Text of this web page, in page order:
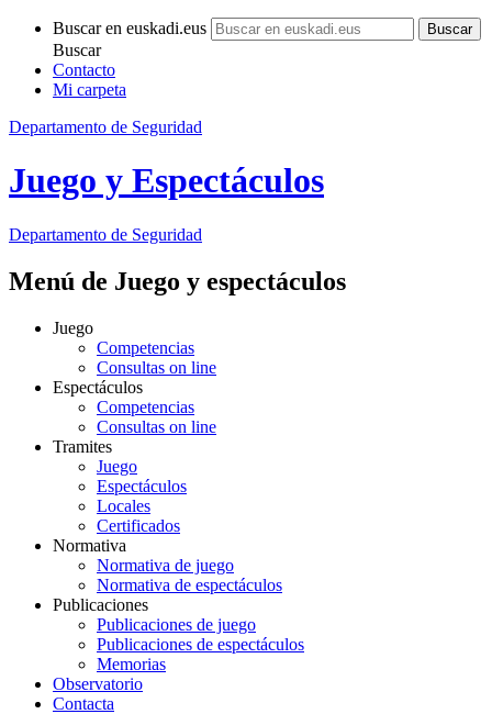
Buscar en euskadi.eus
Buscar
Contacto
Mi carpeta
Departamento de Seguridad
Juego y Espectáculos
Departamento de Seguridad
Menú de Juego y espectáculos
Juego
Competencias
Consultas on line
Espectáculos
Competencias
Consultas on line
Tramites
Juego
Espectáculos
Locales
Certificados
Normativa
Normativa de juego
Normativa de espectáculos
Publicaciones
Publicaciones de juego
Publicaciones de espectáculos
Memorias
Observatorio
Contacta